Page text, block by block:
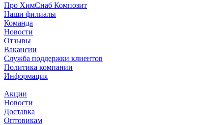
Про ХимСнаб Композит
Наши филиалы
Команда
Новости
Отзывы
Вакансии
Служба поддержки клиентов
Политика компании
Информация
Акции
Новости
Доставка
Оптовикам